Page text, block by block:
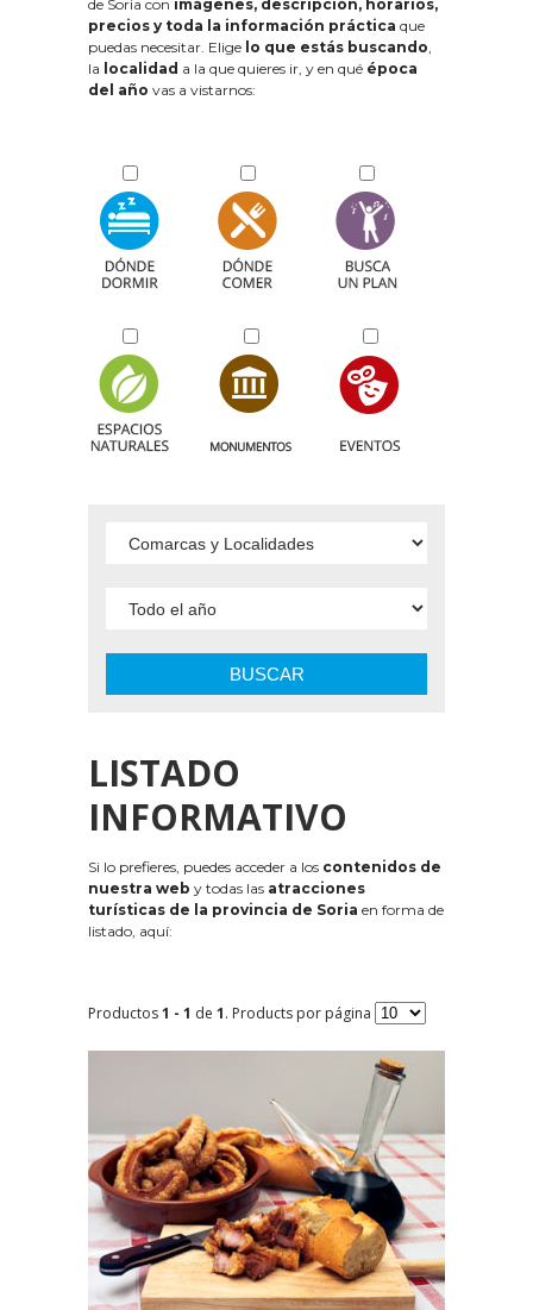
de Soria con imágenes, descripción, horarios,
precios y toda la información práctica que
puedas necesitar. Elige lo que estás buscando,
la localidad a la que quieres ir, y en qué época
del año vas a vistarnos:
BUSCAR
LISTADO
INFORMATIVO
Si lo prefieres, puedes acceder a los contenidos de
nuestra web y todas las atracciones
turísticas de la provincia de Soria en forma de
listado, aquí:
Productos1 - 1 de 1. Products por página